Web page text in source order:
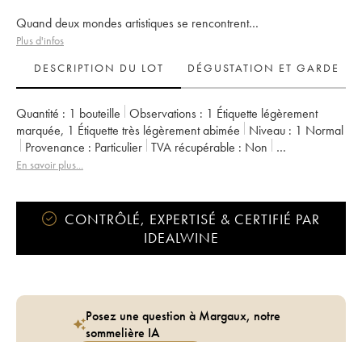
Quand deux mondes artistiques se rencontrent…
Plus d'infos
DESCRIPTION DU LOT
DÉGUSTATION ET GARDE
Quantité : 1 bouteille Observations : 1 Étiquette légèrement
marquée, 1 Étiquette très légèrement abimée Niveau : 1 Normal
Provenance : particulier TVA récupérable :
non
Région :
Champagne
En savoir plus...
CONTRÔLÉ, EXPERTISÉ & CERTIFIÉ PAR
IDEALWINE
Posez une question à Margaux, notre
sommelière IA